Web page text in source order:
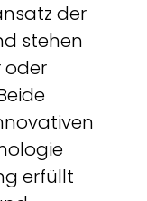
der
stehen
oder
erfüllt